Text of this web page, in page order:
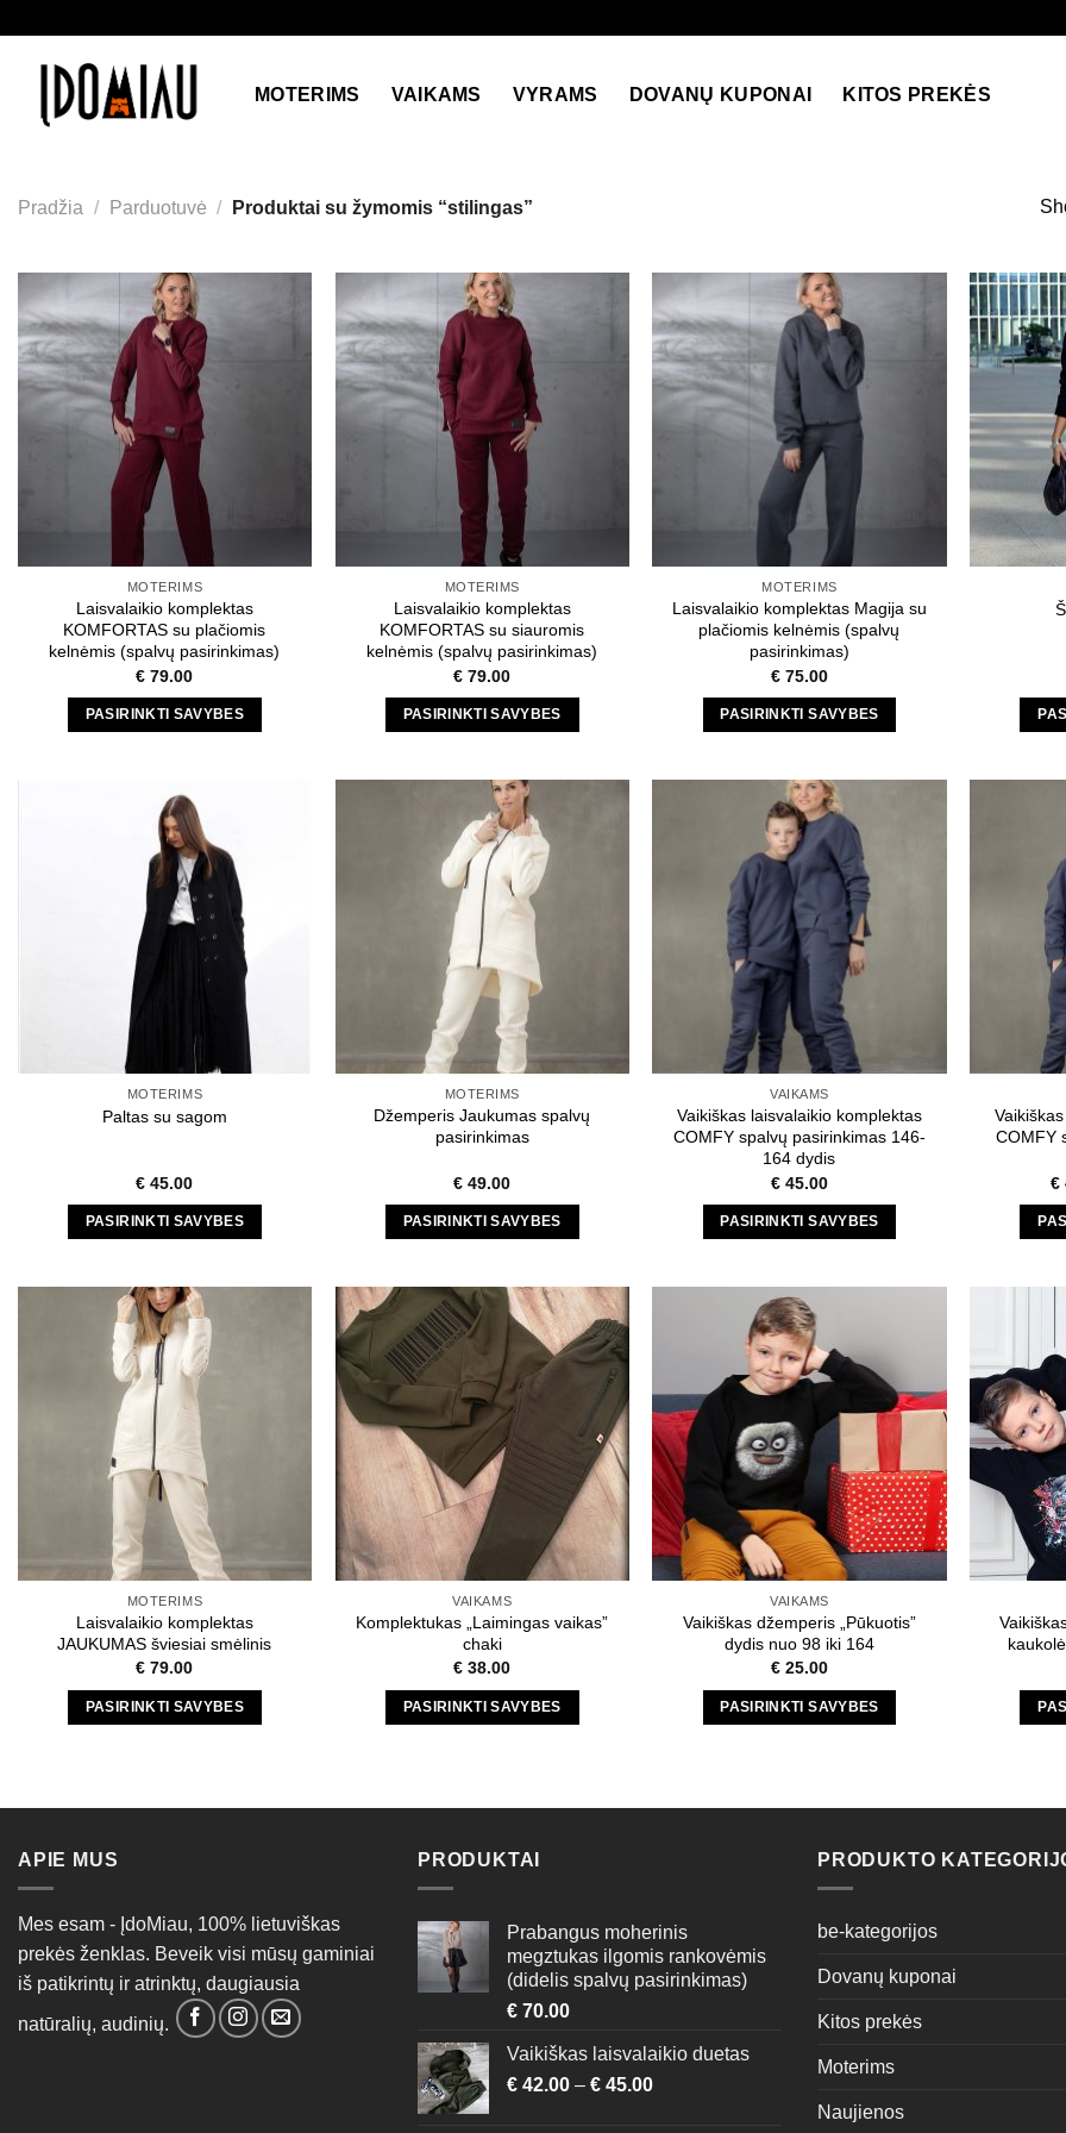
content
MOTERIMS VAIKAMS VYRAMS DOVANŲ KUPONAI KITOS PREKĖS
Pradžia / Parduotuvė / Produktai su žymomis “stilingas”
MOTERIMS
Laisvalaikio komplektas
KOMFORTAS su plačiomis
kelnėmis (spalvų pasirinkimas)
€ 79.00
PASIRINKTI SAVYBES
has
multiple
variants.
The
options
product
page
MOTERIMS
Laisvalaikio komplektas
KOMFORTAS su siauromis
kelnėmis (spalvų pasirinkimas)
€ 79.00
PASIRINKTI SAVYBES
has
multiple
variants.
The
options
may
be
chosen
on
the
product
page
MOTERIMS
Laisvalaikio komplektas Magija su
plačiomis kelnėmis (spalvų
pasirinkimas)
€75.00
PASIRINKTI SAVYBES
has
multiple
variants.
The
options
may
be
chosen
on
the
product
page
MOTERIMS
Paltas su sagom
€ 45.00
PASIRINKTI SAVYBES
has
multiple
variants.
The
options
be
chosen
on
the
product
page
MOTERIMS
Džemperis Jaukumas spalvų
pasirinkimas
€ 49.00
PASIRINKTI SAVYBES
has
multiple
variants.
The
options
may
be
chosen
on
product
page
VAIKAMS
Vaikiškas laisvalaikio komplektas
COMFY spalvų pasirinkimas 146-
164 dydis
€45.00
PASIRINKTI SAVYBES
has
multiple
variants.
The
options
may
be
chosen
on
the
product
page
COMFY
€
MOTERIMS
Laisvalaikio komplektas
JAUKUMAS šviesiai smėlinis
€ 79.00
PASIRINKTI SAVYBES
may
be
chosen
on
the
VAIKAMS
Komplektukas „Laimingas vaikas”
chaki
€ 38.00
PASIRINKTI SAVYBES
may
chosen
product
page
VAIKAMS
Vaikiškas džemperis „Pūkuotis”
dydis nuo 98 iki 164
€25.00
PASIRINKTI SAVYBES
may
chosen
product
APIE MUS
Mes esam - ĮdoMiau, 100% lietuviškas
prekės ženklas. Beveik visi mūsų gaminiai
iš patikrintų ir atrinktų, daugiausia
natūralių, audinių.
PRODUKTAI
Prabangus moherinis
megztukas ilgomis rankovėmis
(didelis spalvų pasirinkimas)
€ 70.00
Vaikiškas laisvalaikio duetas
€ 42.00 – € 45.00
PRODUKTO
be-kategorijos
Dovanų kuponai
Kitos prekės
Moterims
Naujienos